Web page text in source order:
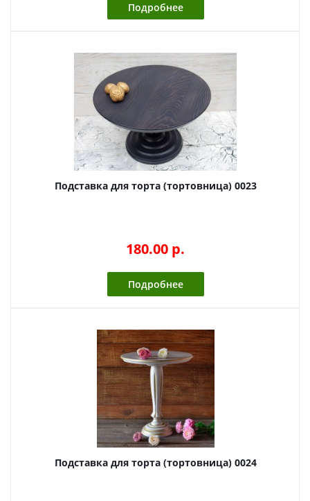
Подробнее
Подставка для торта (тортовница) 0023
180.00 p.
Подробнее
Подставка для торта (тортовница) 0024